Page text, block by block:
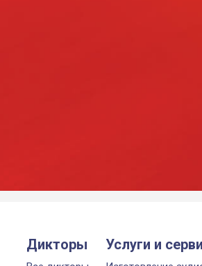
Дикторы Услуги и